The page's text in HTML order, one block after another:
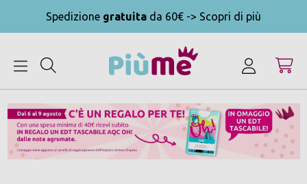
Spedizione gratuita da 60€ -> Scopri di più